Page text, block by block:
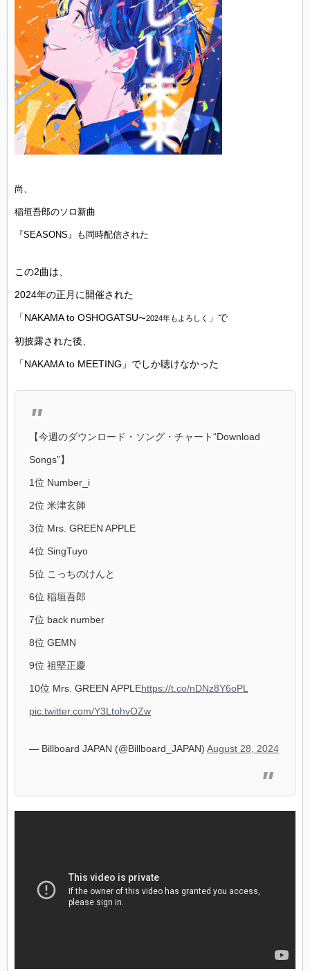
尚、
稲垣吾郎のソロ新曲
『SEASONS』も同時配信された
この2曲は、
2024年の正月に開催された
「NAKAMA to OSHOGATSU〜2024年もよろしく 」で
初披露された後、
「NAKAMA to MEETING」でしか聴けなかった
【今週のダウンロード・ソング・チャート“Download
Songs”】
1位 Number_i
2位 米津玄師
3位 Mrs. GREEN APPLE
4位 SingTuyo
5位 こっちのけんと
6位 稲垣吾郎
7位 back number
8位 GEMN
9位 祖堅正慶
10位 Mrs. GREEN APPLEhttps://t.co/nDNz8Y6oPL
pic.twitter.com/Y3LtohvOZw
— Billboard JAPAN (@Billboard_JAPAN) August 28, 2024